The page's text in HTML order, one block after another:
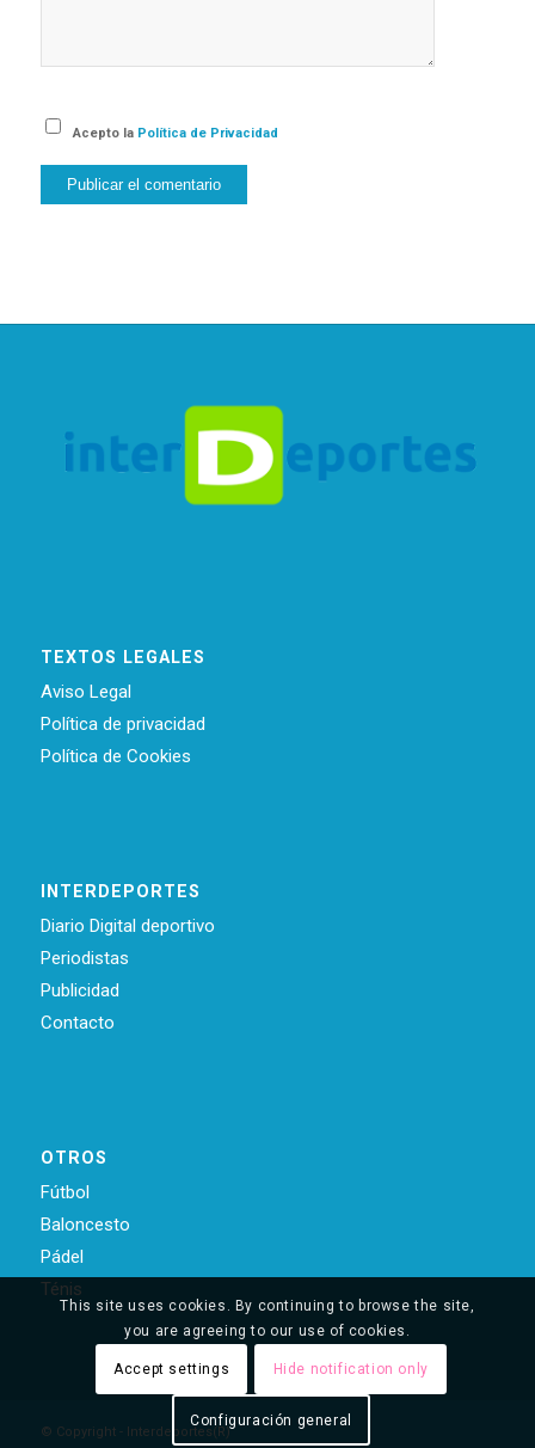
Acepto la Política de Privacidad
TEXTOS LEGALES
Aviso Legal
Política de privacidad
Política de Cookies
INTERDEPORTES
Diario Digital deportivo
Periodistas
Publicidad
Contacto
OTROS
Fútbol
Baloncesto
Pádel
Ténis
© Copyright - Interdeportes(R)
This site uses cookies. By continuing to browse the site,
you are agreeing to our use of cookies.
Accept settings Hide notification only
Configuración general